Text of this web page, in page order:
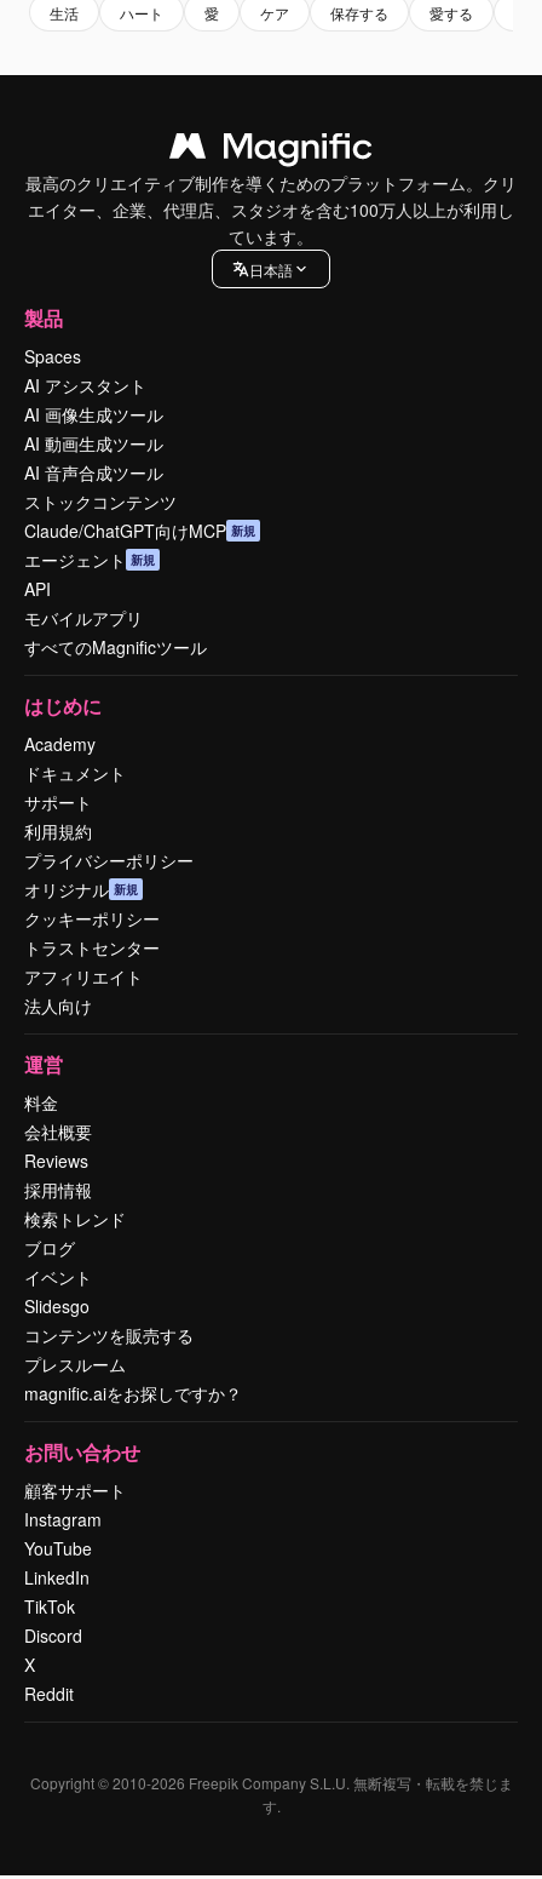
生活 ハート 愛 ケア 保存する 愛する
最高のクリエイティブ制作を導くためのプラットフォーム。クリ
エイター、企業、代理店、スタジオを含む100万人以上が利用し
ています。
日本語
製品
Spaces
AI アシスタント
AI 画像生成ツール
AI 動画生成ツール
AI 音声合成ツール
ストックコンテンツ
Claude/ChatGPT向けMCP 新規
エージェント 新規
API
モバイルアプリ
すべてのMagnificツール
はじめに
Academy
ドキュメント
サポート
利用規約
プライバシーポリシー
オリジナル 新規
クッキーポリシー
トラストセンター
アフィリエイト
法人向け
運営
料金
会社概要
Reviews
採用情報
検索トレンド
ブログ
イベント
Slidesgo
コンテンツを販売する
プレスルーム
magnific.aiをお探しですか？
お問い合わせ
顧客サポート
Instagram
YouTube
LinkedIn
TikTok
Discord
X
Reddit
Copyright © 2010-2026 Freepik Company S.L.U. 無断複写・転載を禁じま
す.